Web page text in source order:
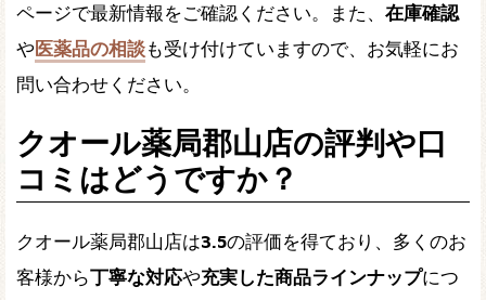
ページで最新情報をご確認ください。また、 在庫確認
や医薬品の相談も受け付けていますので、お気軽にお
問い合わせください。
クオール薬局郡山店の評判や口
コミはどうですか？
クオール薬局郡山店は3.5の評価を得ており、多くのお
客様から丁寧な対応や充実した商品ラインナップにつ